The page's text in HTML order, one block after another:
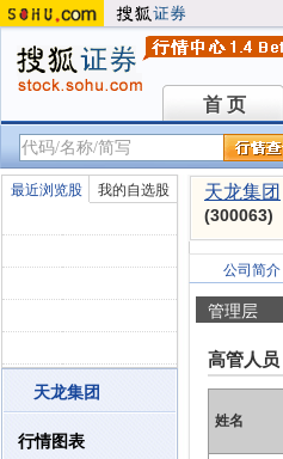
首 页
首 页
最近浏览股 我的自选股
天龙集团
行情图表
天龙集团
(300063)
公司简介
管理层
高管人员
姓名